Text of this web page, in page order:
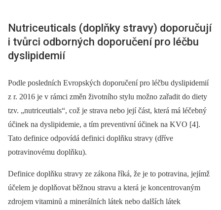
Nutriceuticals (doplňky stravy) doporučují
i tvůrci odborných doporučení pro léčbu
dyslipidemií
Podle posledních Evropských doporučení pro léčbu dyslipidemií
z r. 2016 je v rámci změn životního stylu možno zařadit do diety
tzv. „nutriceutials“, což je strava nebo její část, která má léčebný
účinek na dyslipidemie, a tím preventivní účinek na KVO [4].
Tato definice odpovídá definici doplňku stravy (dříve
potravinovému doplňku).
Definice doplňku stravy ze zákona říká, že je to potravina, jejímž
účelem je doplňovat běžnou stravu a která je koncentrovaným
zdrojem vitaminů a minerálních látek nebo dalších látek